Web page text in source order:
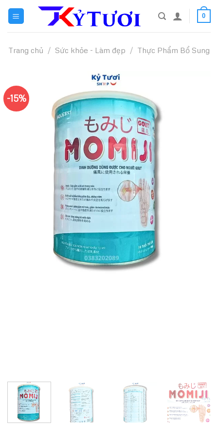
content
0
Trang chủ / Sức khỏe - Làm đẹp / Thực Phẩm Bổ Sung
-15%